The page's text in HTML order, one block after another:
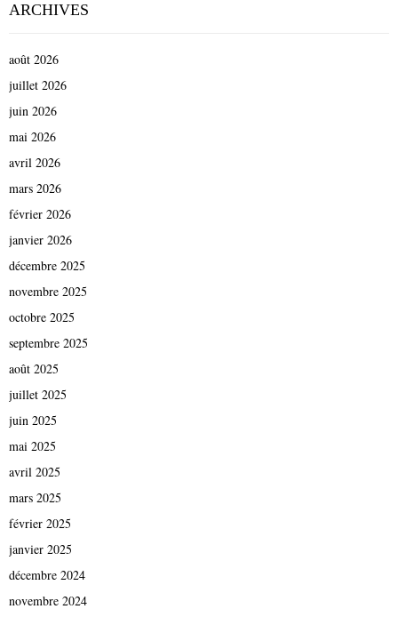
ARCHIVES
août 2026
juillet 2026
juin 2026
mai 2026
avril 2026
mars 2026
février 2026
janvier 2026
décembre 2025
novembre 2025
octobre 2025
septembre 2025
août 2025
juillet 2025
juin 2025
mai 2025
avril 2025
mars 2025
février 2025
janvier 2025
décembre 2024
novembre 2024